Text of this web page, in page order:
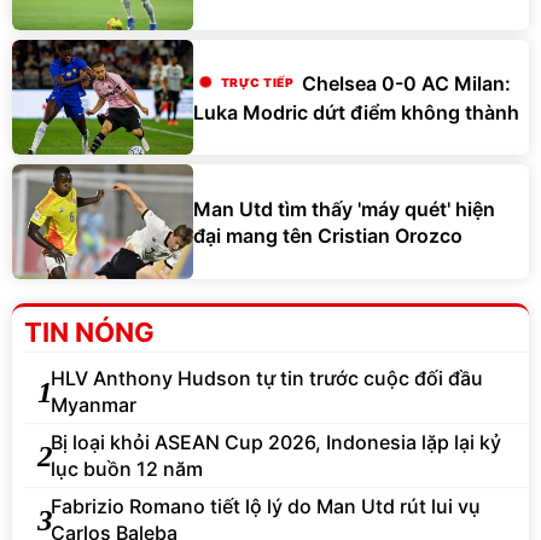
Chelsea 0-0 AC Milan:
Luka Modric dứt điểm không thành
Man Utd tìm thấy 'máy quét' hiện
đại mang tên Cristian Orozco
TIN NÓNG
1HLV Anthony Hudson tự tin trước cuộc đối đầu
Myanmar
2Bị loại khỏi ASEAN Cup 2026, Indonesia lặp lại kỷ
lục buồn 12 năm
3Fabrizio Romano tiết lộ lý do Man Utd rút lui vụ
Carlos Baleba